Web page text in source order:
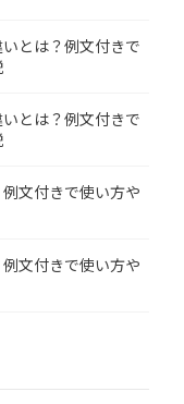
とは？例文付きで
とは？例文付きで
文付きで使い方や
文付きで使い方や